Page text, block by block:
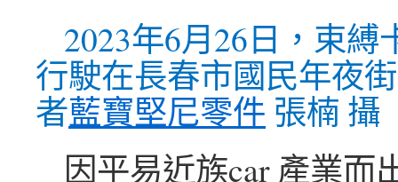
2023年6月26日，束縛
行駛在長春市國民年夜
者藍寶堅尼零件 張楠 攝
因平易近族car 產業而